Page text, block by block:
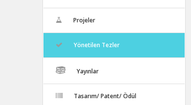
Projeler
Yönetilen Tezler
Yayınlar
Tasarım/ Patent/ Ödül